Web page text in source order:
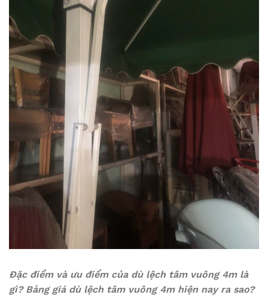
Đặc điểm và ưu điểm của dù lệch tâm vuông 4m là
gì? Bảng giá dù lệch tâm vuông 4m hiện nay ra sao?